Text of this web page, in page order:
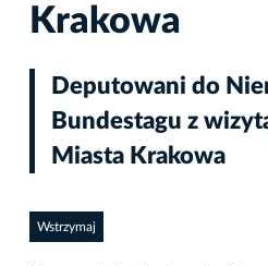
Krakowa
Deputowani do
Bundestagu z
Miasta Krakowa
Wstrzymaj